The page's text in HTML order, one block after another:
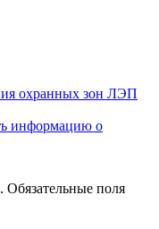
охранных зон ЛЭП
информацию о
Обязательные поля